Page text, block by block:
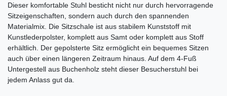
Dieser komfortable Stuhl besticht nicht nur durch hervorragende
Sitzeigenschaften, sondern auch durch den spannenden
Materialmix. Die Sitzschale ist aus stabilem Kunststoff mit
Kunstlederpolster, komplett aus Samt oder komplett aus Stoff
erhältlich. Der gepolsterte Sitz ermöglicht ein bequemes Sitzen
auch über einen längeren Zeitraum hinaus. Auf dem 4-Fuß
Untergestell aus Buchenholz steht dieser Besucherstuhl bei
jedem Anlass gut da.